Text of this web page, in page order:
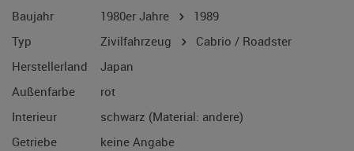
Baujahr
1980er Jahre
1989
Typ
Zivilfahrzeug
Cabrio / Roadster
Herstellerland
Japan
Außenfarbe
rot
Interieur
schwarz (Material: andere)
Getriebe
keine Angabe